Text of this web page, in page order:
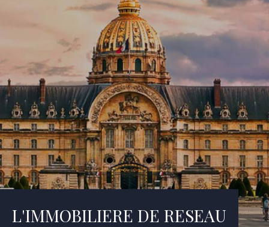
L'IMMOBILIERE DE RESEAU